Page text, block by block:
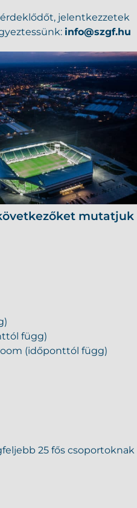
jelentkezzetek
info@szgf.hu
mutatjuk
függ)
(időponttól függ)
25 fős csoportoknak